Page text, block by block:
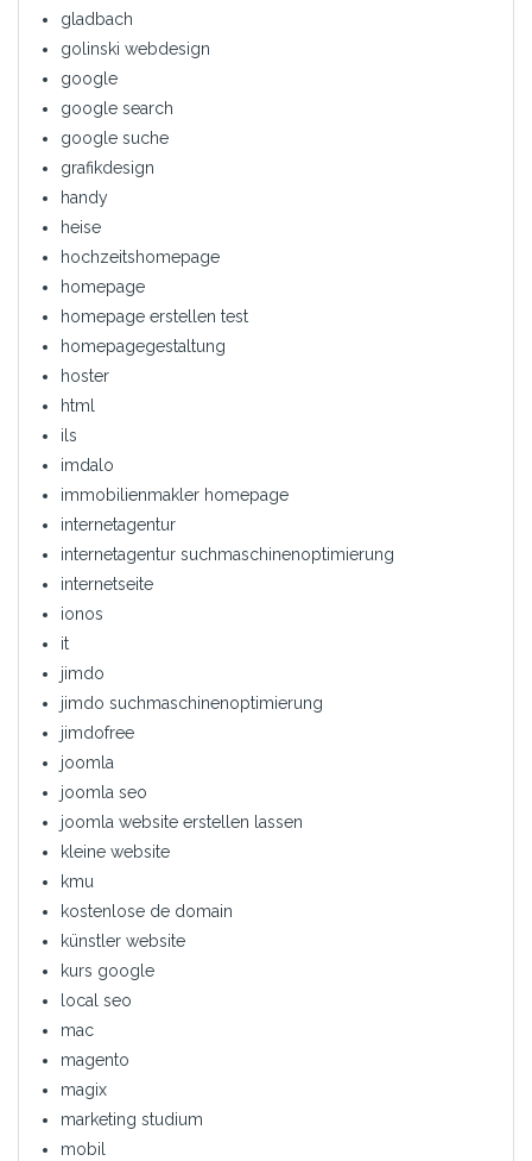
gladbach
golinski webdesign
google
google search
google suche
grafikdesign
handy
heise
hochzeitshomepage
homepage
homepage erstellen test
homepagegestaltung
hoster
html
ils
imdalo
immobilienmakler homepage
internetagentur
internetagentur suchmaschinenoptimierung
internetseite
ionos
it
jimdo
jimdo suchmaschinenoptimierung
jimdofree
joomla
joomla seo
joomla website erstellen lassen
kleine website
kmu
kostenlose de domain
künstler website
kurs google
local seo
mac
magento
magix
marketing studium
mobil